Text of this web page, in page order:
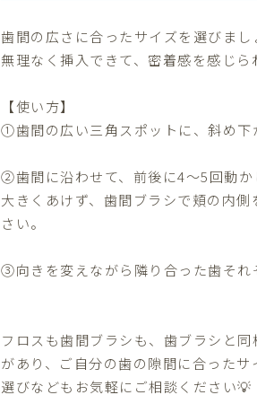
歯間の広さに合ったサイズを選びまし
無理なく挿入できて、密着感を感じら
【使い方】
①歯間の広い三角スポットに、斜め下
②歯間に沿わせて、前後に4〜5回動か
大きくあけず、歯間ブラシで頬の内
さい。
③向きを変えながら隣り合った歯それ
フロスも歯間ブラシも、歯ブラシと
があり、ご自分の歯の隙間に合った
選びなどもお気軽にご相談ください💡